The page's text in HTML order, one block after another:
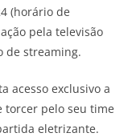
(horário de
pela televisão
de streaming.
acesso exclusivo a
torcer pelo seu time
eletrizante.